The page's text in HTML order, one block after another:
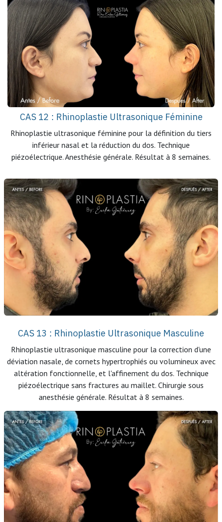
CAS 12 : Rhinoplastie Ultrasonique Féminine
Rhinoplastie ultrasonique féminine pour la définition du tiers
inférieur nasal et la réduction du dos. Technique
piézoélectrique. Anesthésie générale. Résultat à 8 semaines.
CAS 13 : Rhinoplastie Ultrasonique Masculine
Rhinoplastie ultrasonique masculine pour la correction d'une
déviation nasale, de cornets hypertrophiés ou volumineux avec
altération fonctionnelle, et l'affinement du dos. Technique
piézoélectrique sans fractures au maillet. Chirurgie sous
anesthésie générale. Résultat à 8 semaines.